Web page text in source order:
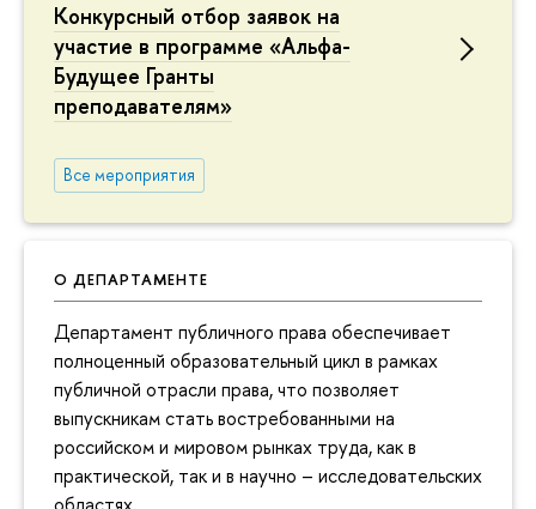
Конкурсный отбор заявок на
участие в программе «Альфа-
Будущее Гранты
преподавателям»
Все мероприятия
О ДЕПАРТАМЕНТЕ
Департамент публичного права обеспечивает
полноценный образовательный цикл в рамках
публичной отрасли права, что позволяет
выпускникам стать востребованными на
российском и мировом рынках труда, как в
практической, так и в научно – исследовательских